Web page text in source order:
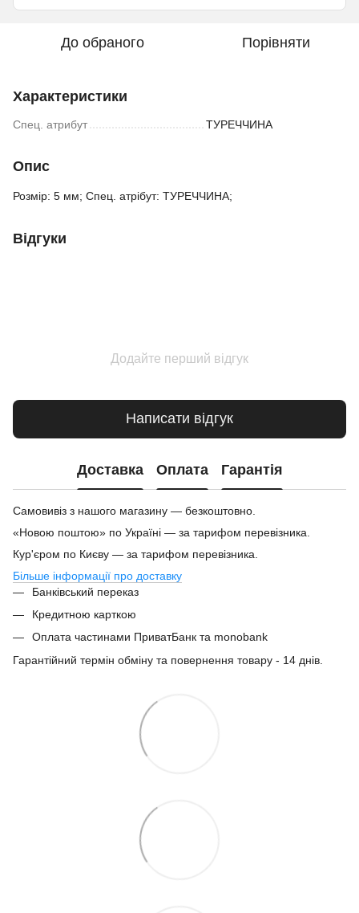
До обраного Порівняти
Характеристики
Спец. атрибут ТУРЕЧЧИНА
Опис
Розмір: 5 мм; Спец. атрібут: ТУРЕЧЧИНА;
Відгуки
Додайте перший відгук
Написати відгук
Доставка Оплата Гарантія
Самовивіз з нашого магазину — безкоштовно.
«Новою поштою» по Україні — за тарифом перевізника.
Кур'єром по Києву — за тарифом перевізника.
Більше інформації про доставку
Банківський переказ
Кредитною карткою
Оплата частинами ПриватБанк та monobank
Гарантійний термін обміну та повернення товару - 14 днів.